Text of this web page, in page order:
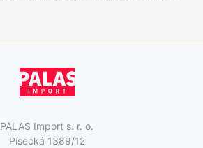
PALAS Import s. r. o.
Písecká 1389/12